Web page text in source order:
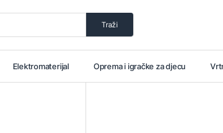
Traži
Elektromaterijal Oprema i igračke za djecu